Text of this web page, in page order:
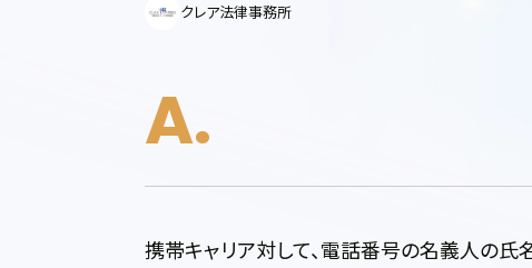
クレア法律事務所
携帯キャリア対して、電話番号の名義人の氏